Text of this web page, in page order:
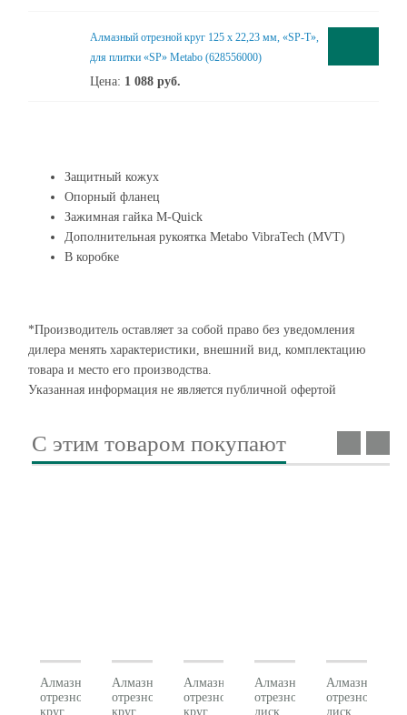
Алмазный отрезной круг 125 x 22,23 мм, «SP-T»,
для плитки «SP» Metabo (628556000)
Цена: 1 088 руб.
Защитный кожух
Опорный фланец
Зажимная гайка M-Quick
Дополнительная рукоятка Metabo VibraTech (MVT)
В коробке
*Производитель оставляет за собой право без уведомления
дилера менять характеристики, внешний вид, комплектацию
товара и место его производства.
Указанная информация не является публичной офертой
С этим товаром покупают
Алмазный
отрезной
круг
Алмазный
отрезной
круг
Алмазный
отрезной
круг
Алмазный
отрезной
диск
Алмазный
отрезной
диск